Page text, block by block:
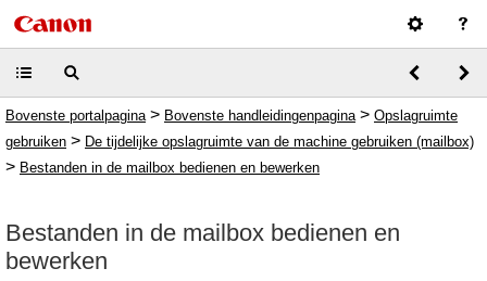
Bovenste portalpagina > Bovenste handleidingenpagina > Opslagruimte
gebruiken > De tijdelijke opslagruimte van de machine gebruiken (mailbox)
> Bestanden in de mailbox bedienen en bewerken
Bestanden in de mailbox bedienen en
bewerken